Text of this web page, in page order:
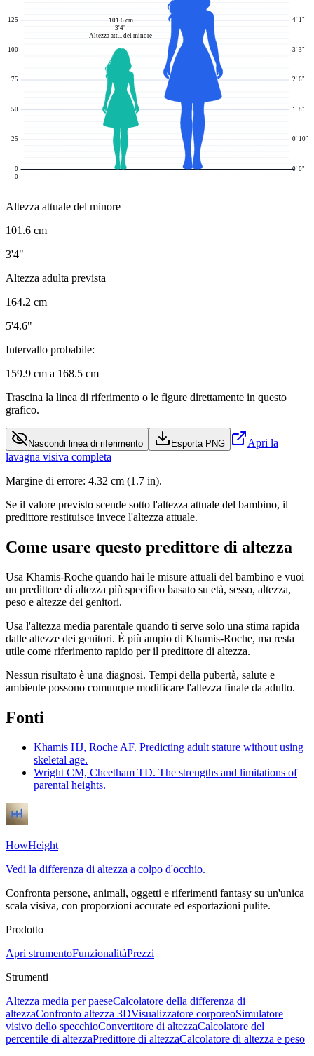
0 0' 0"
25 0' 10"
50 1' 8"
75 2' 6"
100 3' 3"
125 4' 1"
101.6 cm
3'4"
Altezza att... del minore
0
Altezza attuale del minore
101.6 cm
3'4"
Altezza adulta prevista
164.2 cm
5'4.6"
Intervallo probabile:
159.9 cm a 168.5 cm
Trascina la linea di riferimento o le figure direttamente in questo
grafico.
Nascondi linea di riferimento Esporta PNG
Apri la
lavagna visiva completa
Margine di errore: 4.32 cm (1.7 in).
Se il valore previsto scende sotto l'altezza attuale del bambino, il
predittore restituisce invece l'altezza attuale.
Come usare questo predittore di altezza
Usa Khamis-Roche quando hai le misure attuali del bambino e vuoi
un predittore di altezza più specifico basato su età, sesso, altezza,
peso e altezze dei genitori.
Usa l'altezza media parentale quando ti serve solo una stima rapida
dalle altezze dei genitori. È più ampio di Khamis-Roche, ma resta
utile come riferimento rapido per il predittore di altezza.
Nessun risultato è una diagnosi. Tempi della pubertà, salute e
ambiente possono comunque modificare l'altezza finale da adulto.
Fonti
Khamis HJ, Roche AF. Predicting adult stature without using
skeletal age.
Wright CM, Cheetham TD. The strengths and limitations of
parental heights.
HowHeight
Vedi la differenza di altezza a colpo d'occhio.
Confronta persone, animali, oggetti e riferimenti fantasy su un'unica
scala visiva, con proporzioni accurate ed esportazioni pulite.
Prodotto
Apri strumentoFunzionalitàPrezzi
Strumenti
Altezza media per paeseCalcolatore della differenza di
altezzaConfronto altezza 3DVisualizzatore corporeoSimulatore
visivo dello specchioConvertitore di altezzaCalcolatore del
percentile di altezzaPredittore di altezzaCalcolatore di altezza e peso